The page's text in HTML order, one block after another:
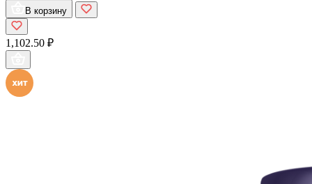
В корзину
1,102.50 ₽